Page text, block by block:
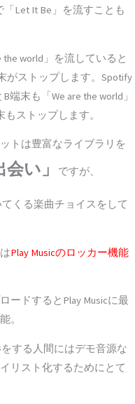
「Let It Be」を流すことも
the world」を流していると
がストップします。Spotify
端末も「We are the world」
ストップします。
トは豊富なライブラリを
い」 ですが、
くる楽曲チョイスをして
Play Musicのロッカー機能
ードするとPlay Musicに最
。
する人間にはデモ音源な
リスト化するためにとて